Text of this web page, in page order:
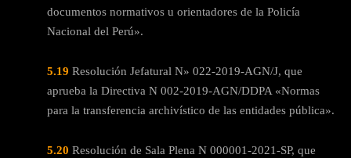
documentos normativos u orientadores de la Policía
Nacional del Perú».
5.19 Resolución Jefatural N» 022-2019-AGN/J, que
aprueba la Directiva N 002-2019-AGN/DDPA «Normas
para la transferencia archivístico de las entidades pública».
5.20 Resolución de Sala Plena N 000001-2021-SP, que